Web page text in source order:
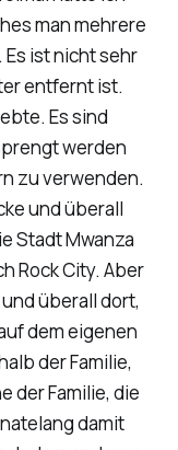
man mehrere
ist nicht sehr
entfernt ist.
Es sind
werden
zu verwenden.
und überall
Stadt Mwanza
Rock City. Aber
überall dort,
dem eigenen
der Familie,
der Familie, die
damit